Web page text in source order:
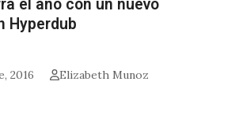
el año con un nuevo
Hyperdub
2016
Elizabeth Munoz